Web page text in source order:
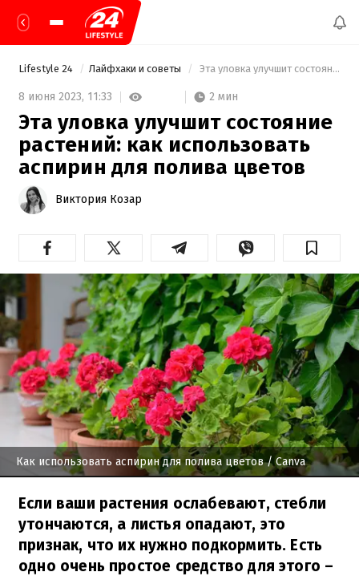
Lifestyle 24 Лайфхаки и советы Эта уловка улучшит состояние растений: как использовать аспирин для полива цветов
8 июня 2023, 11:33 2 мин
Эта уловка улучшит состояние
растений: как использовать
аспирин для полива цветов
Виктория Козар
Как использовать аспирин для полива цветов/ Canva
Если ваши растения ослабевают, стебли
утончаются, а листья опадают, это
признак, что их нужно подкормить. Есть
одно очень простое средство для этого –